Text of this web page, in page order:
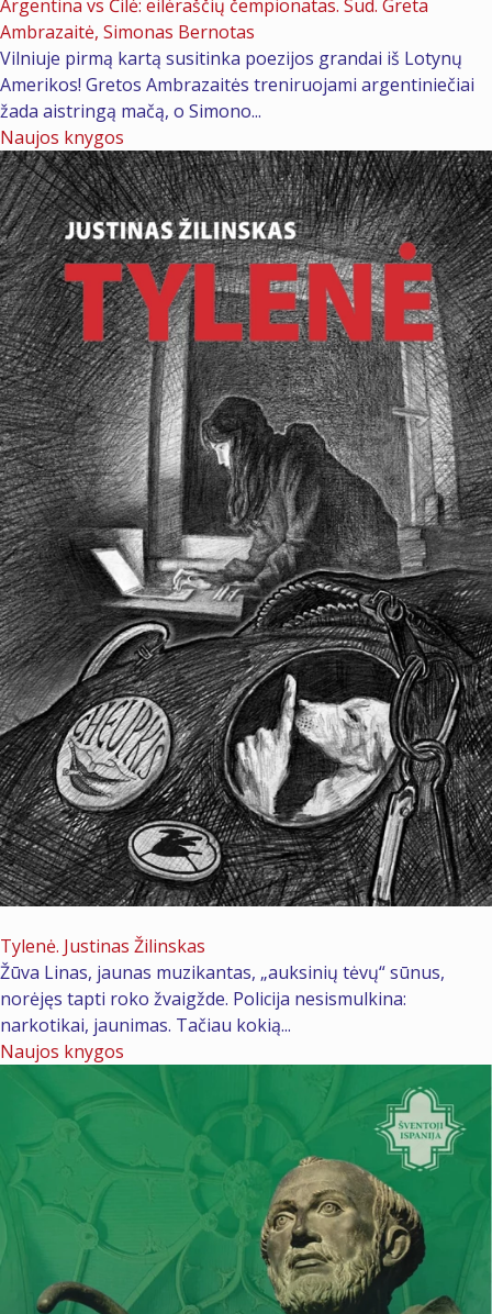
Argentina vs Čilė: eilėraščių čempionatas. Sud. Greta
Ambrazaitė, Simonas Bernotas
Vilniuje pirmą kartą susitinka poezijos grandai iš Lotynų
Amerikos! Gretos Ambrazaitės treniruojami argentiniečiai
žada aistringą mačą, o Simono...
Naujos knygos
Tylenė. Justinas Žilinskas
Žūva Linas, jaunas muzikantas, „auksinių tėvų“ sūnus,
norėjęs tapti roko žvaigžde. Policija nesismulkina:
narkotikai, jaunimas. Tačiau kokią...
Naujos knygos